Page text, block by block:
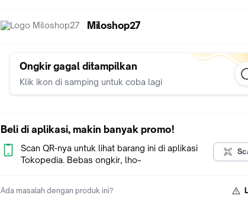
sama untuk bulu mata bagian bawah, pakai mascara dan
lama dan otomatis, bulu mata akan terlihat lebih tebal
Miloshop27
Ongkir gagal ditampilkan
Klik ikon di samping untuk coba lagi
Beli di aplikasi, makin banyak promo!
Scan QR-nya untuk lihat barang ini di aplikasi
Tokopedia. Bebas ongkir, lho~
Ada masalah dengan produk ini?